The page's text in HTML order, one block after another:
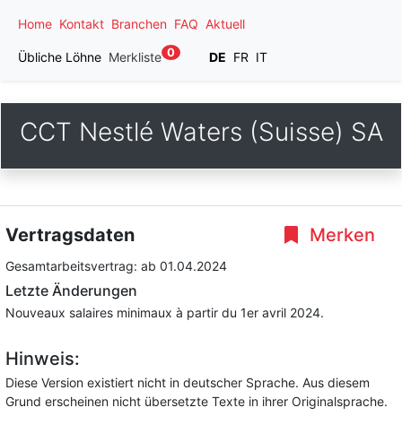
Home Kontakt Branchen FAQ Aktuell
Übliche Löhne Merkliste 0 DE FR IT
CCT Nestlé Waters (Suisse) SA
Merken
Vertragsdaten
Gesamtarbeitsvertrag: ab 01.04.2024
Letzte Änderungen
Nouveaux salaires minimaux à partir du 1er avril 2024.
Hinweis:
Diese Version existiert nicht in deutscher Sprache. Aus diesem
Grund erscheinen nicht übersetzte Texte in ihrer Originalsprache.